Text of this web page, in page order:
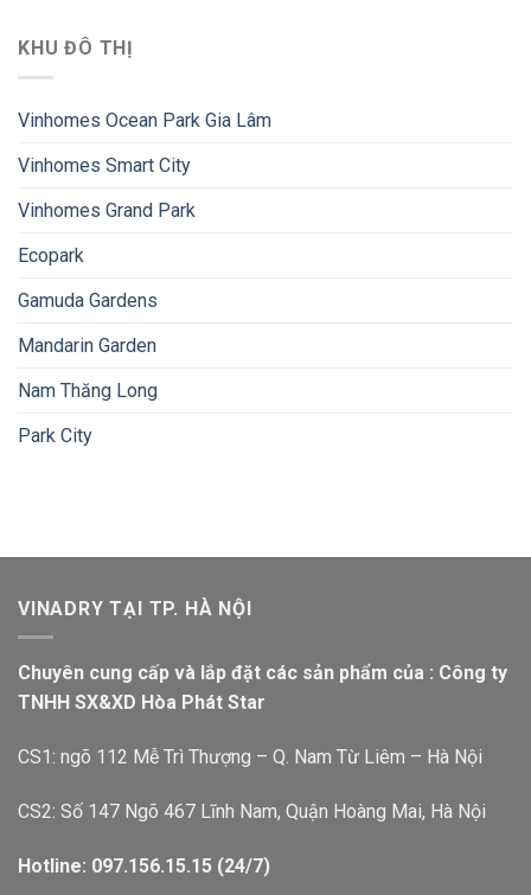
KHU ĐÔ THỊ
Vinhomes Ocean Park Gia Lâm
Vinhomes Smart City
Vinhomes Grand Park
Ecopark
Gamuda Gardens
Mandarin Garden
Nam Thăng Long
Park City
VINADRY TẠI TP. HÀ NỘI
Chuyên cung cấp và lắp đặt các sản phẩm của : Công ty
TNHH SX&XD Hòa Phát Star
CS1: ngõ 112 Mễ Trì Thượng – Q. Nam Từ Liêm – Hà Nội
CS2: Số 147 Ngõ 467 Lĩnh Nam, Quận Hoàng Mai, Hà Nội
Hotline: 097.156.15.15 (24/7)